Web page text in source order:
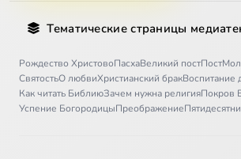
Тематические страницы
Рождество ХристовоПасхаВеликий постПост
СвятостьО любвиХристианский бракВоспитание
Как читать БиблиюЗачем нужна религияПокров
Успение БогородицыПреображение